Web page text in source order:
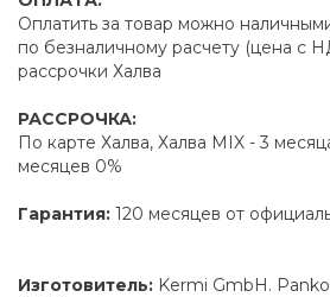
Оплатить за товар можно
по безналичному расчету (цена с
рассрочки Халва
РАССРОЧКА:
По карте Халва, Халва MIX - 3
месяцев 0%
Гарантия: 120 месяцев от
Изготовитель: Kermi GmbH.